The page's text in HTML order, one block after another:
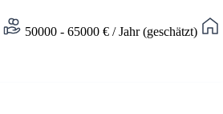
50000 - 65000 € / Jahr (geschätzt)